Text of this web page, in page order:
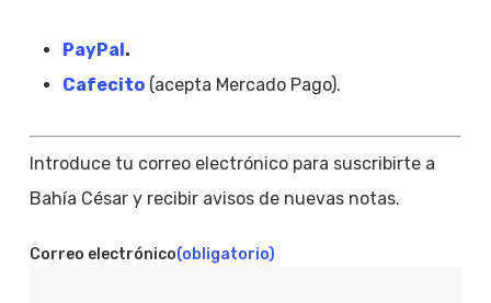
PayPal.
Cafecito(acepta Mercado Pago).
Introduce tu correo electrónico para suscribirte a
Bahía César y recibir avisos de nuevas notas.
Correo electrónico(obligatorio)